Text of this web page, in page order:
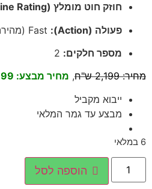
חוזק חוט מומלץ (Line Rating):
פעולה (Action):
מספר חלקים:
מחיר: 2,199 ש"ח
, מחיר מבצע: 1,399 ש"ח
ייבוא מקביל
מבצע עד גמר המלאי
6 במלאי
הוספה לסל